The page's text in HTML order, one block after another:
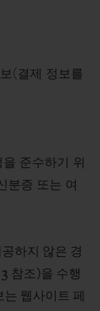
(결제 정보를
준수하기 위
분증 또는 여
하지 않은 경
참조)을 수행
웹사이트 페